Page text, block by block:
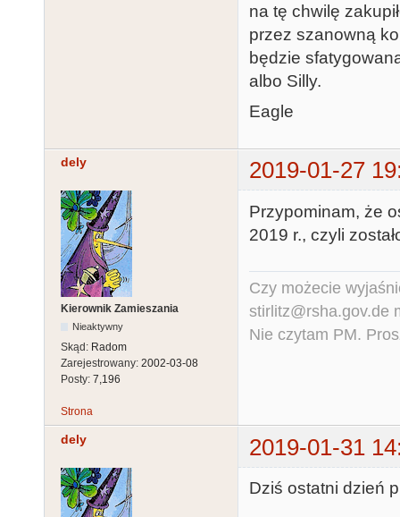
na tę chwilę
przez szanowną
będzie
albo Silly.
Eagle
dely 2019-01-27
Kierownik Zamieszania
Nieaktywny
Skąd: Radom
Zarejestrowany: 2002-03-08
Posty: 7,196
Przypominam, że
2019 r., czyli
Czy możecie
stirlitz@rsha.gov.de
Nie czytam PM.
Strona
dely 2019-01-31
Dziś ostatni dzień